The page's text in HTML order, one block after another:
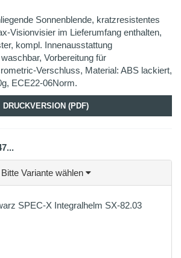
Sonnenblende, kratzresistentes
Visionvisier im Lieferumfang enthalten,
kompl. Innenausstattung
Vorbereitung für
Verschluss, Material: ABS lackiert,
ECE22-06Norm.
DRUCKVERSION (PDF)
Bitte Variante wählen
SPEC-X Integralhelm SX-82.03